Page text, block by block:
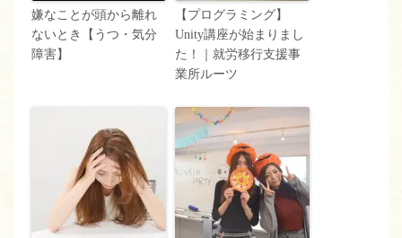
嫌なことが頭から離れ
ないとき【うつ・気分
障害】
【プログラミング】
Unity講座が始まりまし
た！｜就労移行支援事
業所ルーツ